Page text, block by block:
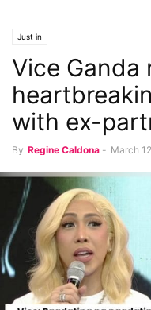
Just in
Vice Ganda
with ex-
By Regine Caldona - March